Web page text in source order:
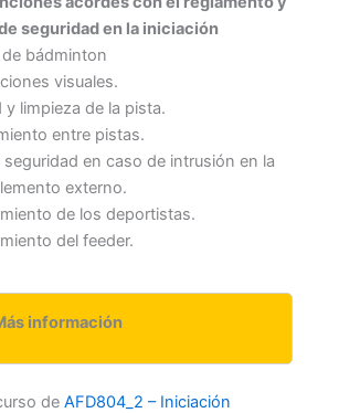
seguridad en la iniciación
bádminton
visuales.
y limpieza de la pista.
entre pistas.
en caso de intrusión en la
externo.
de los deportistas.
del feeder.
información
de AFD804_2 – Iniciación